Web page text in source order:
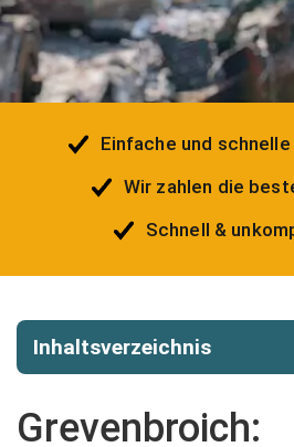
Einfache und
Wir zahlen die
Schnell &
Inhaltsverzeichnis
Grevenbroich: